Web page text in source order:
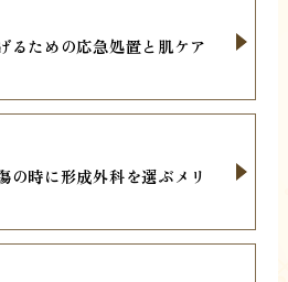
るための応急処置と肌ケア
の時に形成外科を選ぶメリ